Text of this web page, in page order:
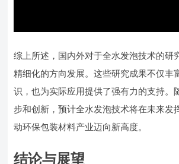
综上所述，国内外对于全水发泡技术的研
精细化的方向发展。这些研究成果不仅丰
识，也为实际应用提供了强有力的支持。
步和创新，预计全水发泡技术将在未来发
动环保包装材料产业迈向新高度。
结论与展望